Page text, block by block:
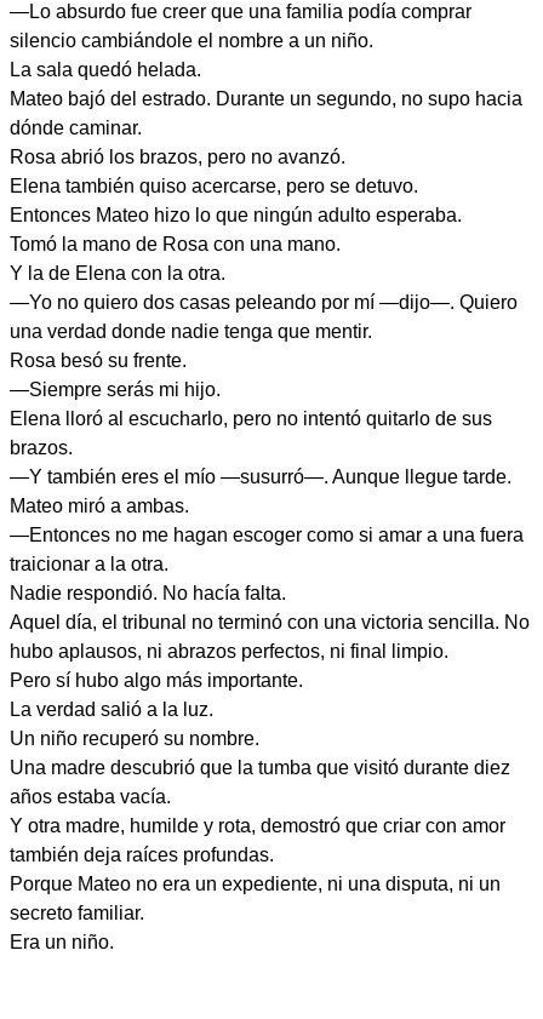
—Lo absurdo fue creer que una familia podía comprar
silencio cambiándole el nombre a un niño.
La sala quedó helada.
Mateo bajó del estrado. Durante un segundo, no supo hacia
dónde caminar.
Rosa abrió los brazos, pero no avanzó.
Elena también quiso acercarse, pero se detuvo.
Entonces Mateo hizo lo que ningún adulto esperaba.
Tomó la mano de Rosa con una mano.
Y la de Elena con la otra.
—Yo no quiero dos casas peleando por mí —dijo—. Quiero
una verdad donde nadie tenga que mentir.
Rosa besó su frente.
—Siempre serás mi hijo.
Elena lloró al escucharlo, pero no intentó quitarlo de sus
brazos.
—Y también eres el mío —susurró—. Aunque llegue tarde.
Mateo miró a ambas.
—Entonces no me hagan escoger como si amar a una fuera
traicionar a la otra.
Nadie respondió. No hacía falta.
Aquel día, el tribunal no terminó con una victoria sencilla. No
hubo aplausos, ni abrazos perfectos, ni final limpio.
Pero sí hubo algo más importante.
La verdad salió a la luz.
Un niño recuperó su nombre.
Una madre descubrió que la tumba que visitó durante diez
años estaba vacía.
Y otra madre, humilde y rota, demostró que criar con amor
también deja raíces profundas.
Porque Mateo no era un expediente, ni una disputa, ni un
secreto familiar.
Era un niño.